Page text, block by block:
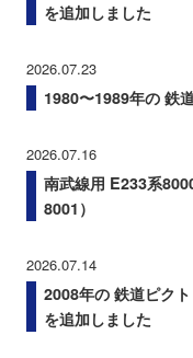
を追加しました
2026.07.23
1980〜1989年の 鉄
2026.07.16
南武線用 E233系
8001）
2026.07.14
2008年の 鉄道ピク
を追加しました